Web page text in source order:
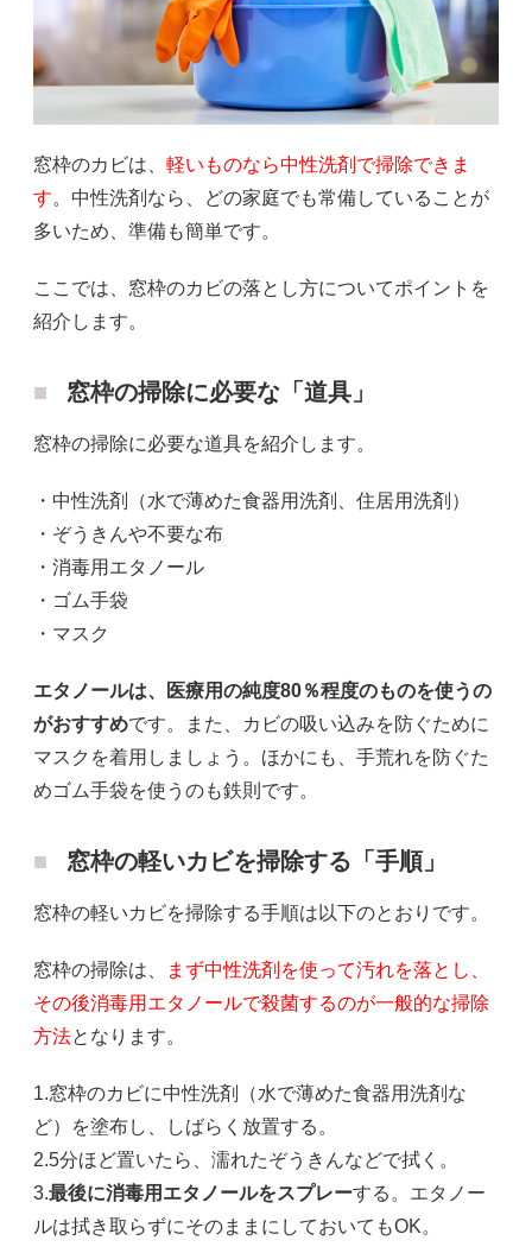
窓枠のカビは、 軽いものなら中性洗剤で掃除できま
す。中性洗剤なら、どの家庭でも常備していることが
多いため、準備も簡単です。
ここでは、窓枠のカビの落とし方についてポイントを
紹介します。
窓枠の掃除に必要な「道具」
窓枠の掃除に必要な道具を紹介します。
・中性洗剤（水で薄めた食器用洗剤、住居用洗剤）
・ぞうきんや不要な布
・消毒用エタノール
・ゴム手袋
・マスク
エタノールは、医療用の純度80％程度のものを使うの
がおすすめです。また、カビの吸い込みを防ぐために
マスクを着用しましょう。ほかにも、手荒れを防ぐた
めゴム手袋を使うのも鉄則です。
窓枠の軽いカビを掃除する「手順」
窓枠の軽いカビを掃除する手順は以下のとおりです。
窓枠の掃除は、
まず中性洗剤を使って汚れを落とし、
その後消毒用エタノールで殺菌するのが一般的な掃除
方法となります。
1.窓枠のカビに中性洗剤（水で薄めた食器用洗剤な
ど）を塗布し、しばらく放置する。
2.5分ほど置いたら、濡れたぞうきんなどで拭く。
3.最後に消毒用エタノールをスプレーする。エタノー
ルは拭き取らずにそのままにしておいてもOK。